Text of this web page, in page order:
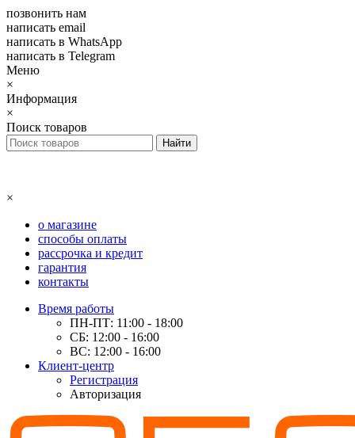
позвонить нам
написать email
написать в WhatsApp
написать в Telegram
Меню
×
Информация
×
Поиск товаров
×
о магазине
способы оплаты
рассрочка и кредит
гарантия
контакты
Время работы
ПН-ПТ: 11:00 - 18:00
СБ: 12:00 - 16:00
ВС: 12:00 - 16:00
Клиент-центр
Регистрация
Авторизация